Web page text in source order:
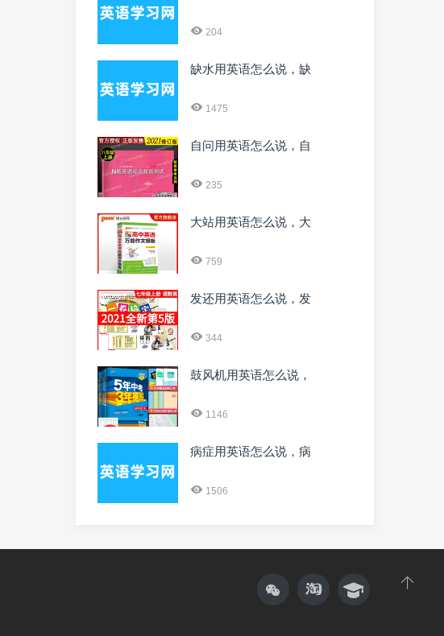
204
缺水用英语怎么说，缺
1475
自问用英语怎么说，自
235
大站用英语怎么说，大
759
发还用英语怎么说，发
344
鼓风机用英语怎么说，
1146
病症用英语怎么说，病
1506